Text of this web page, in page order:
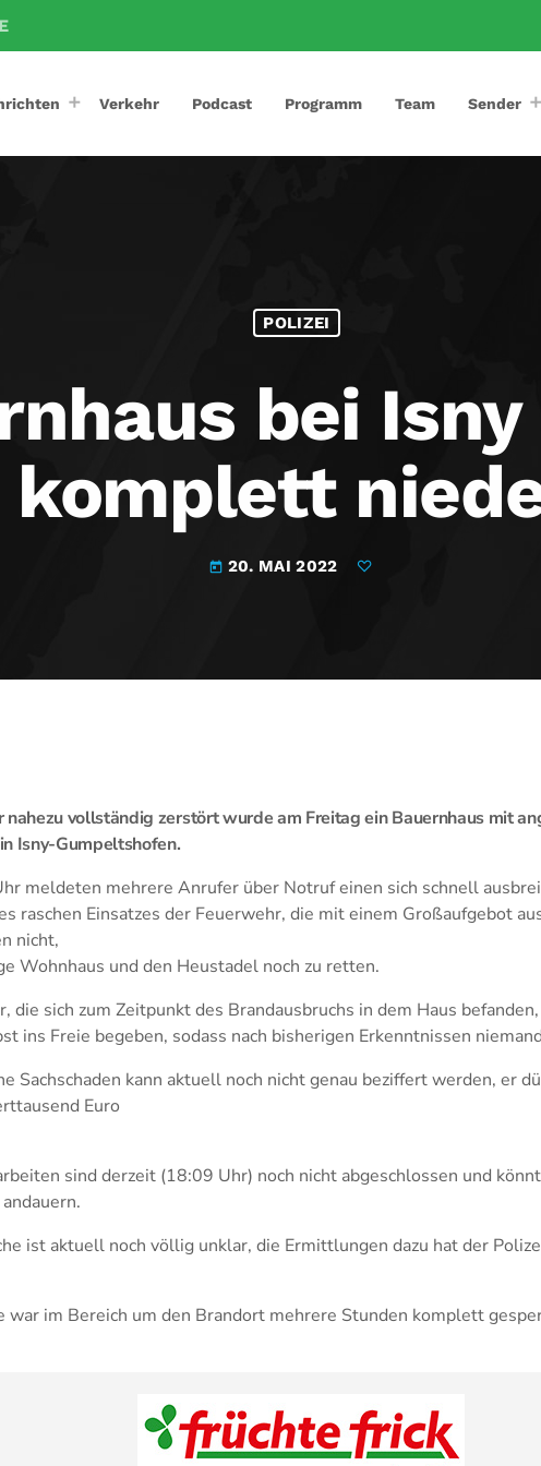
Verkehr Podcast Programm Team Sender
POLIZEI
bei
komplett
today 20. MAI 2022
nahezu vollständig zerstört wurde am Freitag ein Bauernhaus mit
Isny-Gumpeltshofen.
meldeten mehrere Anrufer über Notruf einen sich schnell
raschen Einsatzes der Feuerwehr, die mit einem Großaufgebot
nicht,
Wohnhaus und den Heustadel noch zu retten.
die sich zum Zeitpunkt des Brandausbruchs in dem Haus
ins Freie begeben, sodass nach bisherigen Erkenntnissen
Sachschaden kann aktuell noch nicht genau beziffert werden, er
Euro
sind derzeit (18:09 Uhr) noch nicht abgeschlossen und
ist aktuell noch völlig unklar, die Ermittlungen dazu hat der
war im Bereich um den Brandort mehrere Stunden komplett